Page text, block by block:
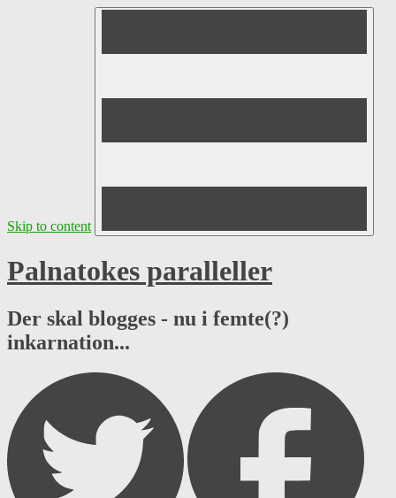
Skip to content
Palnatokes paralleller
Der skal blogges - nu i femte(?)
inkarnation...